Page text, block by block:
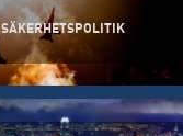
SÄKERHETSPOLITIK